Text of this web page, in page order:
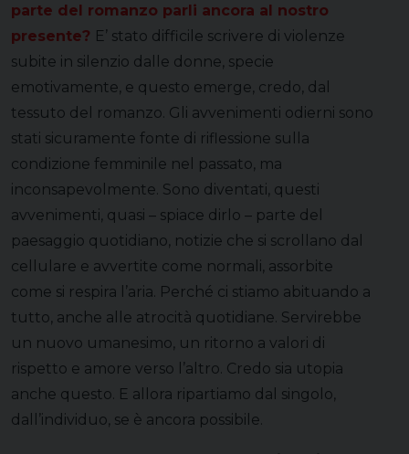
parte del romanzo parli ancora al nostro
presente? E’ stato difficile scrivere di violenze
subite in silenzio dalle donne, specie
emotivamente, e questo emerge, credo, dal
tessuto del romanzo. Gli avvenimenti odierni sono
stati sicuramente fonte di riflessione sulla
condizione femminile nel passato, ma
inconsapevolmente. Sono diventati, questi
avvenimenti, quasi – spiace dirlo – parte del
paesaggio quotidiano, notizie che si scrollano dal
cellulare e avvertite come normali, assorbite
come si respira l’aria. Perché ci stiamo abituando a
tutto, anche alle atrocità quotidiane. Servirebbe
un nuovo umanesimo, un ritorno a valori di
rispetto e amore verso l’altro. Credo sia utopia
anche questo. E allora ripartiamo dal singolo,
dall’individuo, se è ancora possibile.